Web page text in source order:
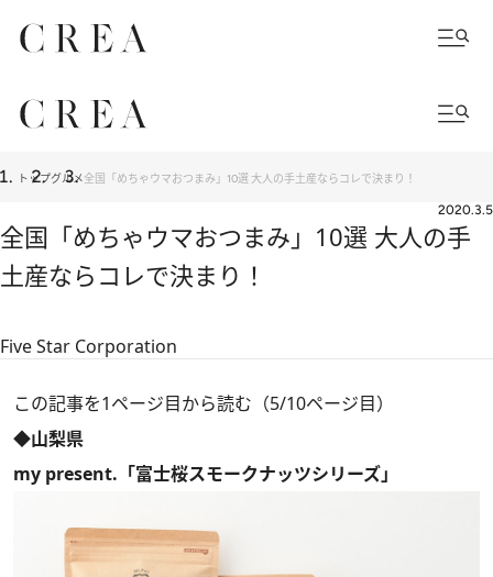
トップグルメ全国「めちゃウマおつまみ」10選 大人の手土産ならコレで決まり！
2020.3.5
全国「めちゃウマおつまみ」10選 大人の手
土産ならコレで決まり！
Five Star Corporation
この記事を1ページ目から読む（5/10ページ目）
◆山梨県
my present.「富士桜スモークナッツシリーズ」